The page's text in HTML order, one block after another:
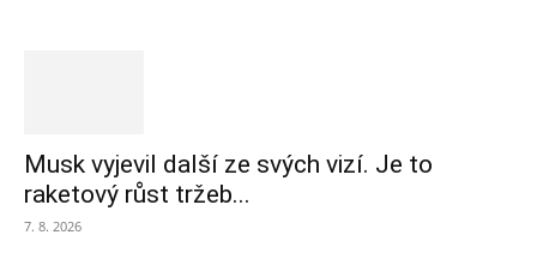
Musk vyjevil další ze svých vizí. Je to
raketový růst tržeb...
7. 8. 2026